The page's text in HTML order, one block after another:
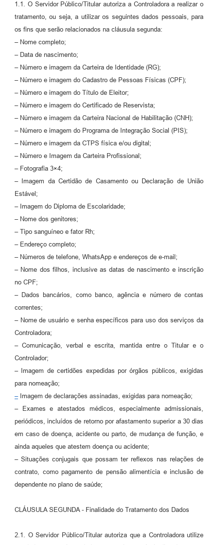
1.1. O Servidor Público/Titular autoriza a Controladora a realizar o
tratamento, ou seja, a utilizar os seguintes dados pessoais, para
os fins que serão relacionados na cláusula segunda:
– Nome completo;
– Data de nascimento;
– Número e imagem da Carteira de Identidade (RG);
– Número e imagem do Cadastro de Pessoas Físicas (CPF);
– Número e imagem do Título de Eleitor;
– Número e imagem do Certificado de Reservista;
– Número e imagem da Carteira Nacional de Habilitação (CNH);
– Número e imagem do Programa de Integração Social (PIS);
– Número e imagem da CTPS física e/ou digital;
– Número e Imagem da Carteira Profissional;
– Fotografia 3×4;
– Imagem da Certidão de Casamento ou Declaração de União
Estável;
– Imagem do Diploma de Escolaridade;
– Nome dos genitores;
– Tipo sanguíneo e fator Rh;
– Endereço completo;
– Números de telefone, WhatsApp e endereços de e-mail;
– Nome dos filhos, inclusive as datas de nascimento e inscrição
no CPF;
– Dados bancários, como banco, agência e número de contas
correntes;
– Nome de usuário e senha específicos para uso dos serviços da
Controladora;
– Comunicação, verbal e escrita, mantida entre o Titular e o
Controlador;
– Imagem de certidões expedidas por órgãos públicos, exigidas
para nomeação;
–Imagem de declarações assinadas, exigidas para nomeação;
– Exames e atestados médicos, especialmente admissionais,
periódicos, incluídos de retorno por afastamento superior a 30 dias
em caso de doença, acidente ou parto, de mudança de função, e
ainda aqueles que atestem doença ou acidente;
– Situações conjugais que possam ter reflexos nas relações de
contrato, como pagamento de pensão alimentícia e inclusão de
dependente no plano de saúde;
CLÁUSULA SEGUNDA - Finalidade do Tratamento dos Dados
2.1. O Servidor Público/Titular autoriza que a Controladora utilize